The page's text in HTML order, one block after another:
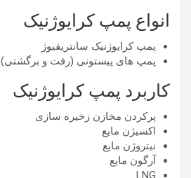
انواع پمپ کرایوژنیک
پمپ کرایوژنیک سانتریفیوژ
پمپ های پیستونی (رفت و برگشتی)
کاربرد پمپ کرایوژنیک
پرکردن مخازن زخیره سازی
اکسیژن مایع
نیتروژن مایع
آرگون مایع
LNG